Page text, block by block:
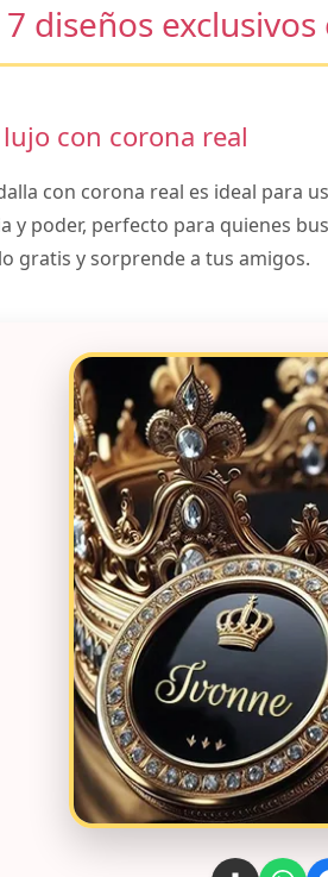
diseños
con corona real
con corona real es ideal para
y poder, perfecto para quienes
gratis y sorprende a tus amigos.